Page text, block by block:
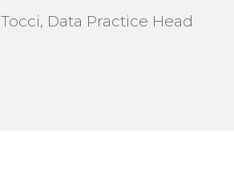
Data Practice Head